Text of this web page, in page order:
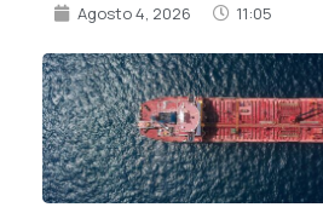
Agosto 4, 2026 11:05